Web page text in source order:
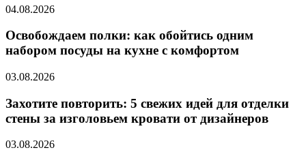
04.08.2026
Освобождаем полки: как обойтись одним
набором посуды на кухне с комфортом
03.08.2026
Захотите повторить: 5 свежих идей для отделки
стены за изголовьем кровати от дизайнеров
03.08.2026